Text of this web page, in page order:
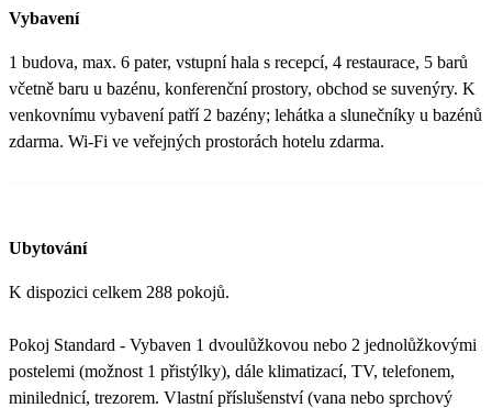
Vybavení
1 budova, max. 6 pater, vstupní hala s recepcí, 4 restaurace, 5 barů
včetně baru u bazénu, konferenční prostory, obchod se suvenýry. K
venkovnímu vybavení patří 2 bazény; lehátka a slunečníky u bazénů
zdarma. Wi-Fi ve veřejných prostorách hotelu zdarma.
Ubytování
K dispozici celkem 288 pokojů.
Pokoj Standard - Vybaven 1 dvoulůžkovou nebo 2 jednolůžkovými
postelemi (možnost 1 přistýlky), dále klimatizací, TV, telefonem,
minilednicí, trezorem. Vlastní příslušenství (vana nebo sprchový